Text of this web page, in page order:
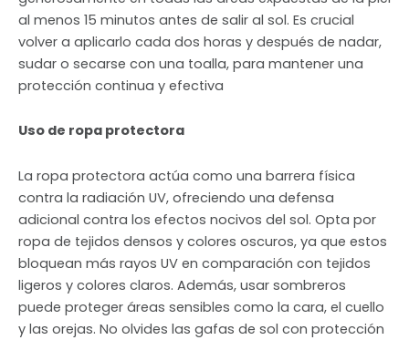
al menos 15 minutos antes de salir al sol. Es crucial
volver a aplicarlo cada dos horas y después de nadar,
sudar o secarse con una toalla, para mantener una
protección continua y efectiva
Uso de ropa protectora
La ropa protectora actúa como una barrera física
contra la radiación UV, ofreciendo una defensa
adicional contra los efectos nocivos del sol. Opta por
ropa de tejidos densos y colores oscuros, ya que estos
bloquean más rayos UV en comparación con tejidos
ligeros y colores claros. Además, usar sombreros
puede proteger áreas sensibles como la cara, el cuello
y las orejas. No olvides las gafas de sol con protección